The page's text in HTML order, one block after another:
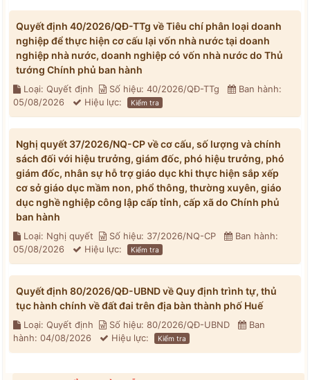
Quyết định 40/2026/QĐ-TTg về Tiêu chí phân loại doanh
nghiệp để thực hiện cơ cấu lại vốn nhà nước tại doanh
nghiệp nhà nước, doanh nghiệp có vốn nhà nước do Thủ
tướng Chính phủ ban hành
Loại: Quyết định Số hiệu: 40/2026/QĐ-TTg
Ban hành:
05/08/2026
Hiệu lực: Kiểm tra
Nghị quyết 37/2026/NQ-CP về cơ cấu, số lượng và chính
sách đối với hiệu trưởng, giám đốc, phó hiệu trưởng, phó
giám đốc, nhân sự hỗ trợ giáo dục khi thực hiện sắp xếp
cơ sở giáo dục mầm non, phổ thông, thường xuyên, giáo
dục nghề nghiệp công lập cấp tỉnh, cấp xã do Chính phủ
ban hành
Loại: Nghị quyết Số hiệu: 37/2026/NQ-CP
Ban hành:
05/08/2026
Hiệu lực: Kiểm tra
Quyết định 80/2026/QĐ-UBND về Quy định trình tự, thủ
tục hành chính về đất đai trên địa bàn thành phố Huế
Loại: Quyết định Số hiệu: 80/2026/QĐ-UBND
Ban
hành: 04/08/2026
Hiệu lực: Kiểm tra